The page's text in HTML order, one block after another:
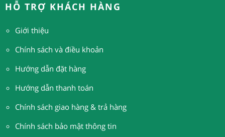
HỖ TRỢ KHÁCH HÀNG
Giới thiệu
Chính sách và điều khoản
Hướng dẫn đặt hàng
Hướng dẫn thanh toán
Chính sách giao hàng & trả hàng
Chính sách bảo mật thông tin